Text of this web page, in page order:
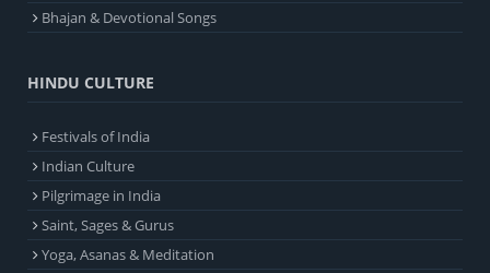
Bhajan & Devotional Songs
HINDU CULTURE
Festivals of India
Indian Culture
Pilgrimage in India
Saint, Sages & Gurus
Yoga, Asanas & Meditation